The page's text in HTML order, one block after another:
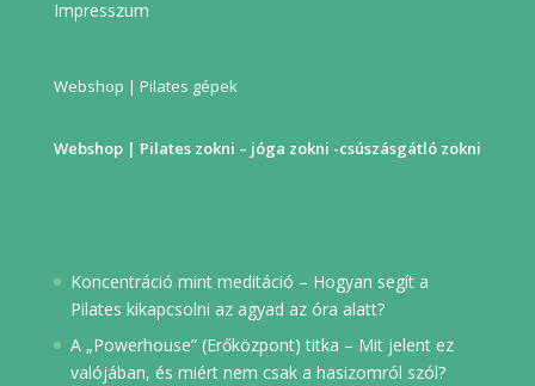
Impresszum
Webshop | Pilates gépek
Webshop | Pilates zokni – jóga zokni -csúszásgátló zokni
Koncentráció mint meditáció – Hogyan segít a
Pilates kikapcsolni az agyad az óra alatt?
A „Powerhouse” (Erőközpont) titka – Mit jelent ez
valójában, és miért nem csak a hasizomról szól?